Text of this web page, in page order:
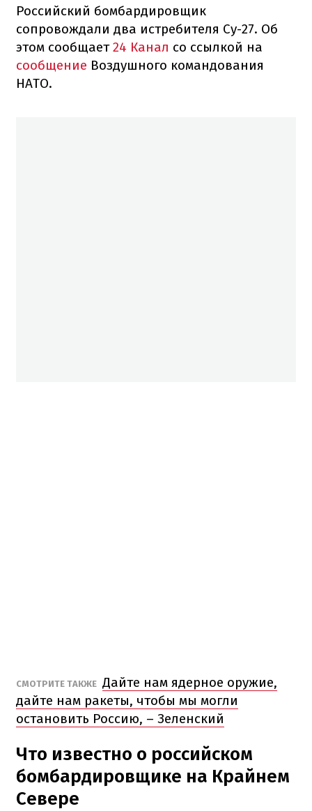
Российский бомбардировщик
сопровождали два истребителя Су-27. Об
этом сообщает24 Канал со ссылкой на
сообщение Воздушного командования
НАТО.
СМОТРИТЕ ТАКЖЕ Дайте нам ядерное оружие,
дайте нам ракеты, чтобы мы могли
остановить Россию, – Зеленский
Что известно о российском
бомбардировщике на Крайнем
Севере